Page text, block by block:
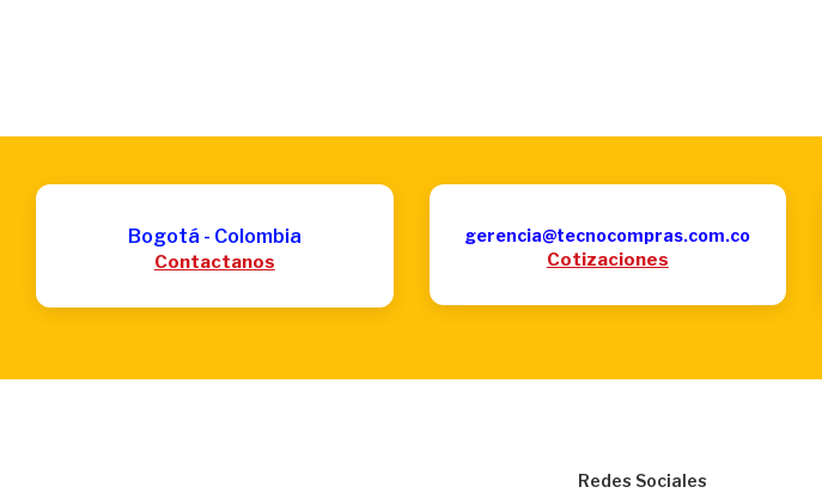
Bogotá - Colombia
Contactanos
gerencia@tecnocompras.com.co
Cotizaciones
Redes Sociales